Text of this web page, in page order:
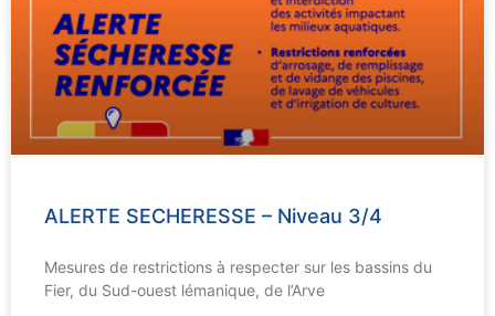
ALERTE SECHERESSE – Niveau 3/4
Mesures de restrictions à respecter sur les bassins du
Fier, du Sud-ouest lémanique, de l’Arve